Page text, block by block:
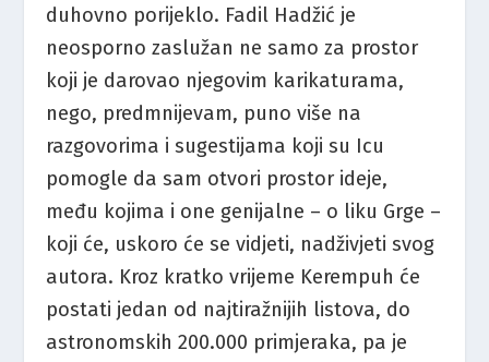
duhovno porijeklo. Fadil Hadžić je
neosporno zaslužan ne samo za prostor
koji je darovao njegovim karikaturama,
nego, predmnijevam, puno više na
razgovorima i sugestijama koji su Icu
pomogle da sam otvori prostor ideje,
među kojima i one genijalne – o liku Grge –
koji će, uskoro će se vidjeti, nadživjeti svog
autora. Kroz kratko vrijeme Kerempuh će
postati jedan od najtiražnijih listova, do
astronomskih 200.000 primjeraka, pa je